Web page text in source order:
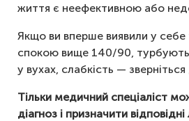
життя є неефективною або
Якщо ви вперше виявили у себе
спокою вище 140/90, турбують
у вухах, слабкість — зверніться
Тільки медичний спеціаліст
діагноз і призначити відповідні